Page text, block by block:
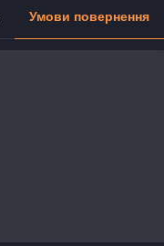
Умови повернення